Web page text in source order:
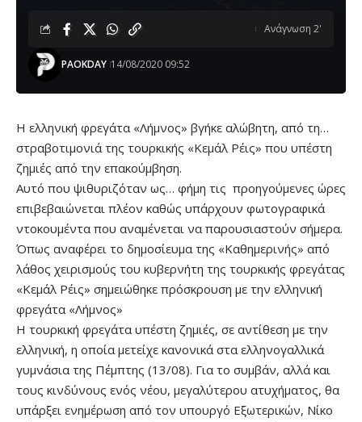
PAOKDAY 14/08/2020 09:52
Ανάγνωση 2'
Η ελληνική φρεγάτα «Λήμνος» βγήκε αλώβητη, από τη…
στραβοτιμονιά της τουρκικής «Κεμάλ Ρέις» που υπέστη
ζημιές από την επακούμβηση.
Αυτό που ψιθυριζόταν ως… φήμη τις προηγούμενες ώρες
επιβεβαιώνεται πλέον καθώς υπάρχουν φωτογραφικά
ντοκουμέντα που αναμένεται να παρουσιαστούν σήμερα.
Όπως αναφέρει το δημοσίευμα της «Καθημερινής» από
λάθος χειρισμούς του κυβερνήτη της τουρκικής φρεγάτας
«Κεμάλ Ρέις» σημειώθηκε πρόσκρουση με την ελληνική
φρεγάτα «Λήμνος»
Η τουρκική φρεγάτα υπέστη ζημιές, σε αντίθεση με την
ελληνική, η οποία μετείχε κανονικά στα ελληνογαλλικά
γυμνάσια της Πέμπτης (13/08). Για το συμβάν, αλλά και
τους κινδύνους ενός νέου, μεγαλύτερου ατυχήματος, θα
υπάρξει ενημέρωση από τον υπουργό Εξωτερικών, Νίκο